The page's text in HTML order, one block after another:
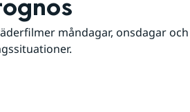
måndagar, onsdagar